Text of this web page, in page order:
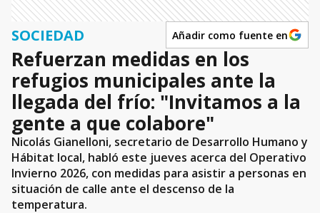
SOCIEDAD Añadir como fuente en
Refuerzan medidas en los
refugios municipales ante la
llegada del frío: "Invitamos a la
gente a que colabore"
Nicolás Gianelloni, secretario de Desarrollo Humano y
Hábitat local, habló este jueves acerca del Operativo
Invierno 2026, con medidas para asistir a personas en
situación de calle ante el descenso de la
temperatura.